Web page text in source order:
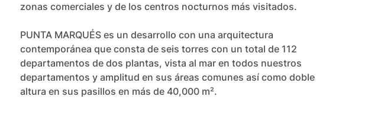
zonas comerciales y de los centros nocturnos más visitados.
PUNTA MARQUÉS es un desarrollo con una arquitectura
contemporánea que consta de seis torres con un total de 112
departamentos de dos plantas, vista al mar en todos nuestros
departamentos y amplitud en sus áreas comunes así como doble
altura en sus pasillos en más de 40,000 m².